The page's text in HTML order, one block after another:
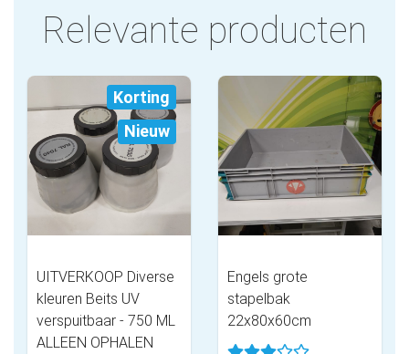
Relevante producten
Korting
Nieuw
UITVERKOOP Diverse
kleuren Beits UV
verspuitbaar - 750 ML
ALLEEN OPHALEN
Engels grote
stapelbak
22x80x60cm